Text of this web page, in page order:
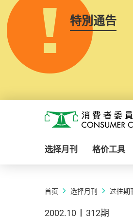
特別通告
消费者委员会
选择月刊 格价工具
首页 选择月刊 过往期
2002.10 312期